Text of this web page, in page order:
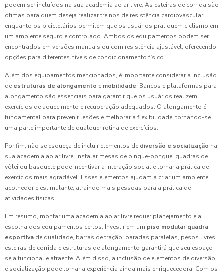
podem ser incluídos na sua academia ao ar livre. As esteiras de corrida são
ótimas para quem deseja realizar treinos de resistência cardiovascular,
enquanto os bicicletários permitem que os usuários pratiquem ciclismo em
um ambiente seguro e controlado. Ambos os equipamentos podem ser
encontrados em versões manuais ou com resistência ajustável, oferecendo
opções para diferentes níveis de condicionamento físico.
Além dos equipamentos mencionados, é importante considerar a inclusão
de estruturas de alongamento e mobilidade. Bancos e plataformas para
alongamento são essenciais para garantir que os usuários realizem
exercícios de aquecimento e recuperação adequados. O alongamento é
fundamental para prevenir lesões e melhorar a flexibilidade, tornando-se
uma parte importante de qualquer rotina de exercícios.
Por fim, não se esqueça de incluir elementos de diversão e socialização na
sua academia ao ar livre. Instalar mesas de pingue-pongue, quadras de
vôlei ou basquete pode incentivar a interação social e tornar a prática de
exercícios mais agradável. Esses elementos ajudam a criar um ambiente
acolhedor e estimulante, atraindo mais pessoas para a prática de
atividades físicas.
Em resumo, montar uma academia ao ar livre requer planejamento e a
escolha dos equipamentos certos. Investir em um piso modular quadra
esportiva de qualidade, barras de tração, paradas paralelas, pesos livres,
esteiras de corrida e estruturas de alongamento garantirá que seu espaço
seja funcional e atraente. Além disso, a inclusão de elementos de diversão
e socialização pode tornar a experiência ainda mais enriquecedora. Com os